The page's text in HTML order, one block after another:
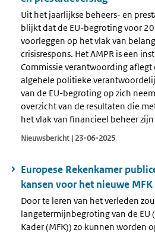
Uit het jaarlijkse beheers- en
blijkt dat de EU-begroting voor
voorleggen op het vlak van
crisisrespons. Het AMPR is een
Commissie verantwoording
algehele politieke
van de EU-begroting op zich
overzicht van de resultaten die
het vlak van financieel beheer
Nieuwsbericht | 23-06-2025
Europese Rekenkamer
kansen voor het nieuwe MFK
Door te leren van het verleden
langetermijnbegroting van de EU
Kader (MFK)) zo kunnen worden